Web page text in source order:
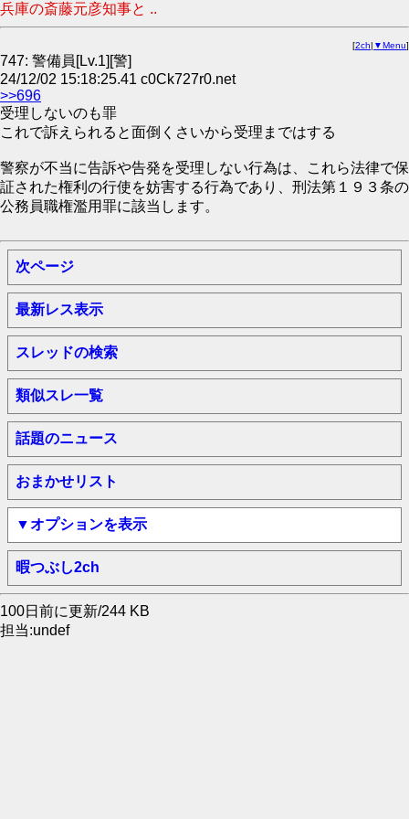
兵庫の斎藤元彦知事と ..
[2ch| ▼Menu]
747: 警備員[Lv.1][警]
24/12/02 15:18:25.41 c0Ck727r0.net
>>696
受理しないのも罪
これで訴えられると面倒くさいから受理まではする
警察が不当に告訴や告発を受理しない行為は、これら法律で保
証された権利の行使を妨害する行為であり、刑法第１９３条の
公務員職権濫用罪に該当します。
次ページ
最新レス表示
スレッドの検索
類似スレ一覧
話題のニュース
おまかせリスト
▼オプションを表示
暇つぶし2ch
100日前に更新/244 KB
担当:undef